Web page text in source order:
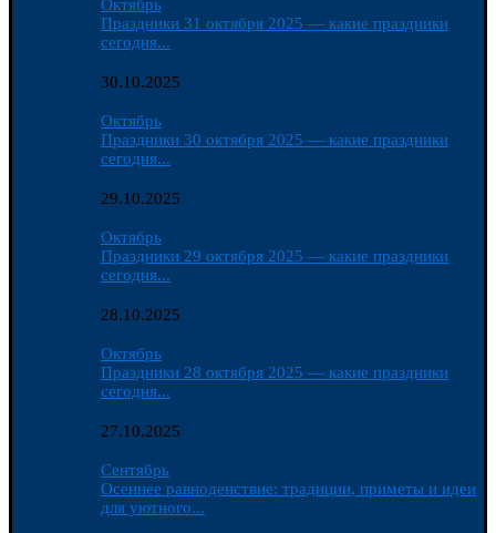
Октябрь
Праздники 31 октября 2025 — какие праздники
сегодня...
30.10.2025
Октябрь
Праздники 30 октября 2025 — какие праздники
сегодня...
29.10.2025
Октябрь
Праздники 29 октября 2025 — какие праздники
сегодня...
28.10.2025
Октябрь
Праздники 28 октября 2025 — какие праздники
сегодня...
27.10.2025
Сентябрь
Осеннее равноденствие: традиции, приметы и идеи
для уютного...